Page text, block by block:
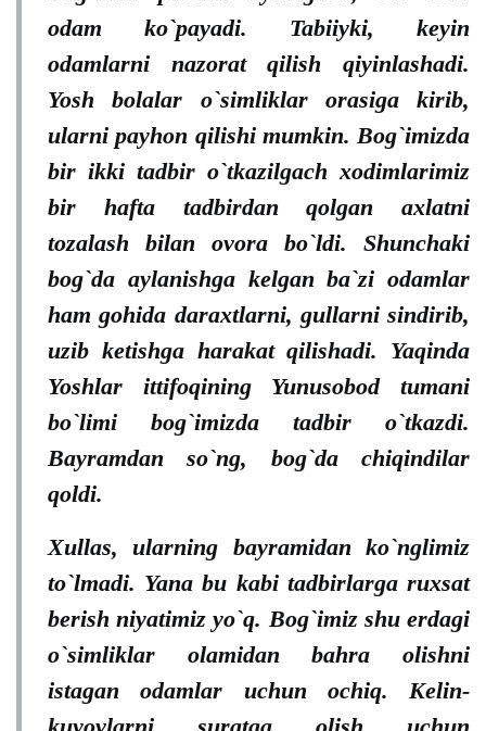
odam ko`payadi. Tabiiyki, keyin
odamlarni nazorat qilish qiyinlashadi.
Yosh bolalar o`simliklar orasiga kirib,
ularni payhon qilishi mumkin. Bog`imizda
bir ikki tadbir o`tkazilgach xodimlarimiz
bir hafta tadbirdan qolgan axlatni
tozalash bilan ovora bo`ldi. Shunchaki
bog`da aylanishga kelgan ba`zi odamlar
ham gohida daraxtlarni, gullarni sindirib,
uzib ketishga harakat qilishadi. Yaqinda
Yoshlar ittifoqining Yunusobod tumani
bo`limi bog`imizda tadbir o`tkazdi.
Bayramdan so`ng, bog`da chiqindilar
qoldi.
Xullas, ularning bayramidan ko`nglimiz
to`lmadi. Yana bu kabi tadbirlarga ruxsat
berish niyatimiz yo`q. Bog`imiz shu erdagi
o`simliklar olamidan bahra olishni
istagan odamlar uchun ochiq. Kelin-